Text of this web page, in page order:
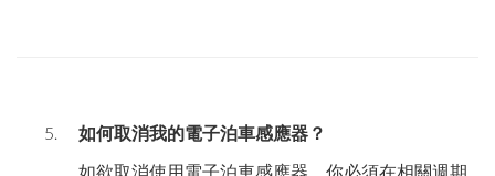
如何取消我的電子泊車感應器 ？
如欲取消使用電子泊車感應器，你必須在相關週期